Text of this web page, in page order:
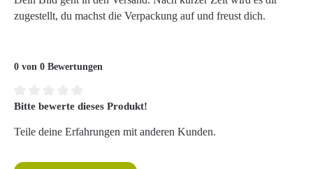
zugestellt, du machst die Verpackung auf und freust dich.
0 von 0 Bewertungen
Durchschnittliche Bewertung von 0 von 5 Sternen
Bitte bewerte dieses Produkt!
Teile deine Erfahrungen mit anderen Kunden.